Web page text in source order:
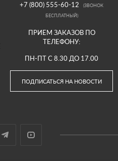
+7 (800) 555-60-12
(ЗВОНОК
БЕСПЛАТНЫЙ)
ПРИЕМ ЗАКАЗОВ ПО
ТЕЛЕФОНУ:
ПН-ПТ С 8.30 ДО 17.00
ПОДПИСАТЬСЯ НА НОВОСТИ